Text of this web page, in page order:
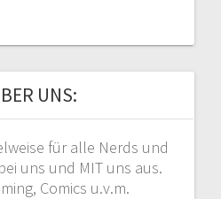
UNS:
für alle Nerds und
uns und MIT uns aus.
Comics u.v.m.